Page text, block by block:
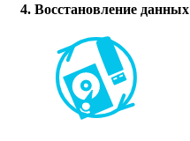
4. Восстановление данных